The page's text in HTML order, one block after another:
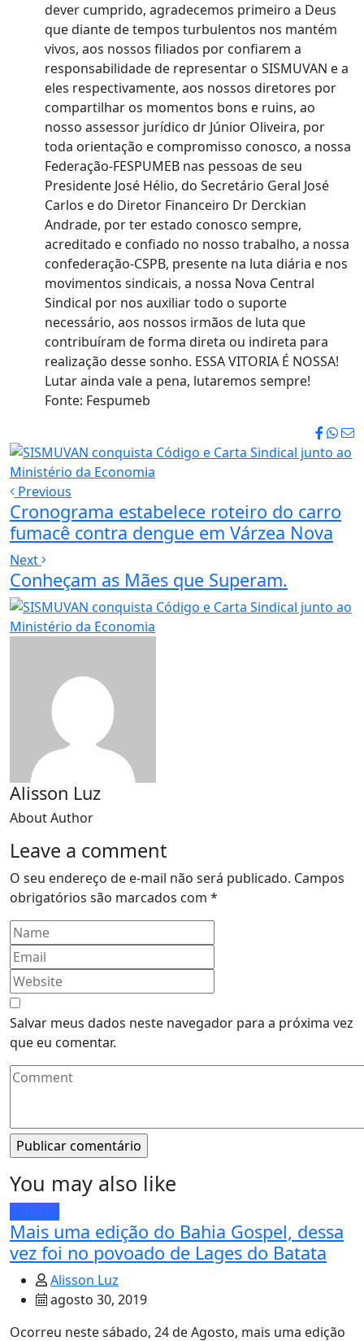
dever cumprido, agradecemos primeiro a Deus
que diante de tempos turbulentos nos mantém
vivos, aos nossos filiados por confiarem a
responsabilidade de representar o SISMUVAN e a
eles respectivamente, aos nossos diretores por
compartilhar os momentos bons e ruins, ao
nosso assessor jurídico dr Júnior Oliveira, por
toda orientação e compromisso conosco, a nossa
Federação-FESPUMEB nas pessoas de seu
Presidente José Hélio, do Secretário Geral José
Carlos e do Diretor Financeiro Dr Derckian
Andrade, por ter estado conosco sempre,
acreditado e confiado no nosso trabalho, a nossa
confederação-CSPB, presente na luta diária e nos
movimentos sindicais, a nossa Nova Central
Sindical por nos auxiliar todo o suporte
necessário, aos nossos irmãos de luta que
contribuíram de forma direta ou indireta para
realização desse sonho. ESSA VITORIA É NOSSA!
Lutar ainda vale a pena, lutaremos sempre!
Fonte: Fespumeb
Previous
Cronograma estabelece roteiro do carro
fumacê contra dengue em Várzea Nova
Next
Conheçam as Mães que Superam.
Alisson Luz
About Author
Leave a comment
O seu endereço de e-mail não será publicado. Campos
obrigatórios são marcados com *
Salvar meus dados neste navegador para a próxima vez
que eu comentar.
You may also like
Notícias
Mais uma edição do Bahia Gospel, dessa
vez foi no povoado de Lages do Batata
Alisson Luz
agosto 30, 2019
Ocorreu neste sábado, 24 de Agosto, mais uma edição